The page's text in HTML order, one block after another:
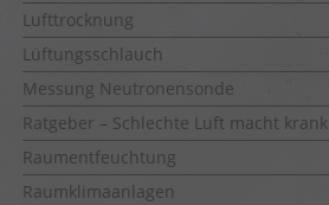
Lufttrocknung
Lüftungsschlauch
Messung Neutronensonde
Ratgeber – Schlechte Luft macht krank
Raumentfeuchtung
Raumklimaanlagen